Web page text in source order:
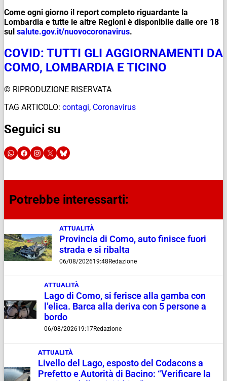
Come ogni giorno il report completo riguardante la
Lombardia e tutte le altre Regioni è disponibile dalle ore 18
sul salute.gov.it/nuovocoronavirus.
COVID: TUTTI GLI AGGIORNAMENTI DA
COMO, LOMBARDIA E TICINO
© RIPRODUZIONE RISERVATA
TAG ARTICOLO: contagi, Coronavirus
Seguici su
Potrebbe interessarti:
ATTUALITÀ
Provincia di Como, auto finisce fuori
strada e si ribalta
06/08/202619:48 Redazione
ATTUALITÀ
Lago di Como, si ferisce alla gamba con
l’elica. Barca alla deriva con 5 persone a
bordo
06/08/202619:17Redazione
ATTUALITÀ
Livello del Lago, esposto del Codacons a
Prefetto e Autorità di Bacino: “Verificare la